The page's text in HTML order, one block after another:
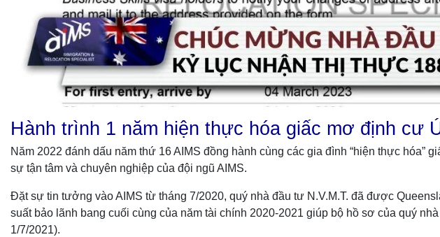
Hành trình 1 năm hiện thực hóa giấc mơ định cư
Năm 2022 đánh dấu năm thứ 16 AIMS đồng hành cùng các gia đình “hiện thực
sự tận tâm và chuyên nghiệp của đội ngũ AIMS.
Đặt sự tin tưởng vào AIMS từ tháng 7/2020, quý nhà đầu tư N.V.M.T. đã được
suất bảo lãnh bang cuối cùng của năm tài chính 2020-2021 giúp bộ hồ sơ của quý
1/7/2021).